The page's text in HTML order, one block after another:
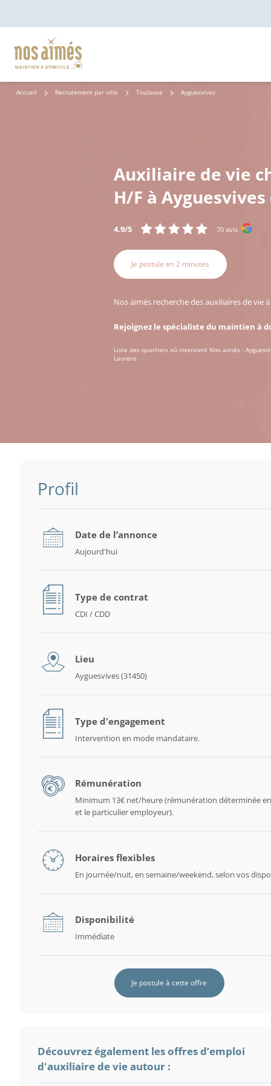
Accueil Recrutement par ville Toulouse Ayguesvives
Auxiliaire de vie
H/F à Ayguesvives
4.9/5 70 avis
Je postule en 2 minutes
Nos aimés recherche des auxiliaires de vie
Rejoignez le spécialiste du maintien à
Liste des quartiers où intervient Nos aimés :
Laurens
Profil
Date de l’annonce
Aujourd'hui
Type de contrat
CDI / CDD
Lieu
Ayguesvives (31450)
Type d'engagement
Intervention en mode mandataire.
Rémunération
Minimum 13€ net/heure (rémunération déterminée
et le particulier employeur).
Horaires flexibles
En journée/nuit, en semaine/weekend, selon vos
Disponibilité
Immédiate
Je postule à cette offre
Découvrez également les offres d’emploi
d'auxiliaire de vie autour :